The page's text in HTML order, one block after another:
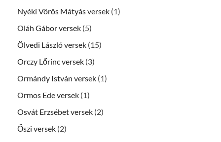
Nyéki Vörös Mátyás versek (1)
Oláh Gábor versek (5)
Ölvedi László versek (15)
Orczy Lőrinc versek (3)
Ormándy István versek (1)
Ormos Ede versek (1)
Osvát Erzsébet versek (2)
Őszi versek (2)